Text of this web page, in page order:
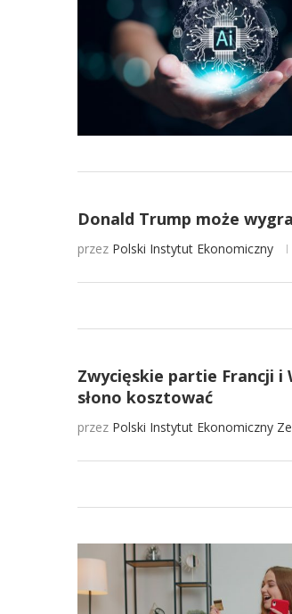
Donald Trump może
przez Polski Instytut Ekonomiczny
Zwycięskie partie Francji
słono kosztować
przez Polski Instytut Ekonomiczny